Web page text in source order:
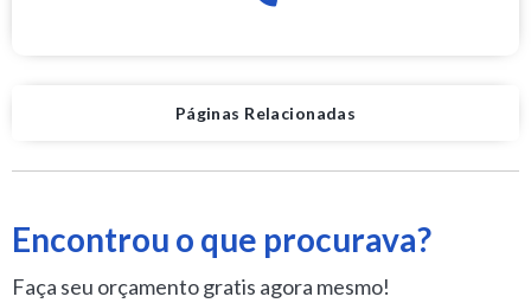
Páginas Relacionadas
Encontrou o que procurava?
Faça seu orçamento gratis agora mesmo!